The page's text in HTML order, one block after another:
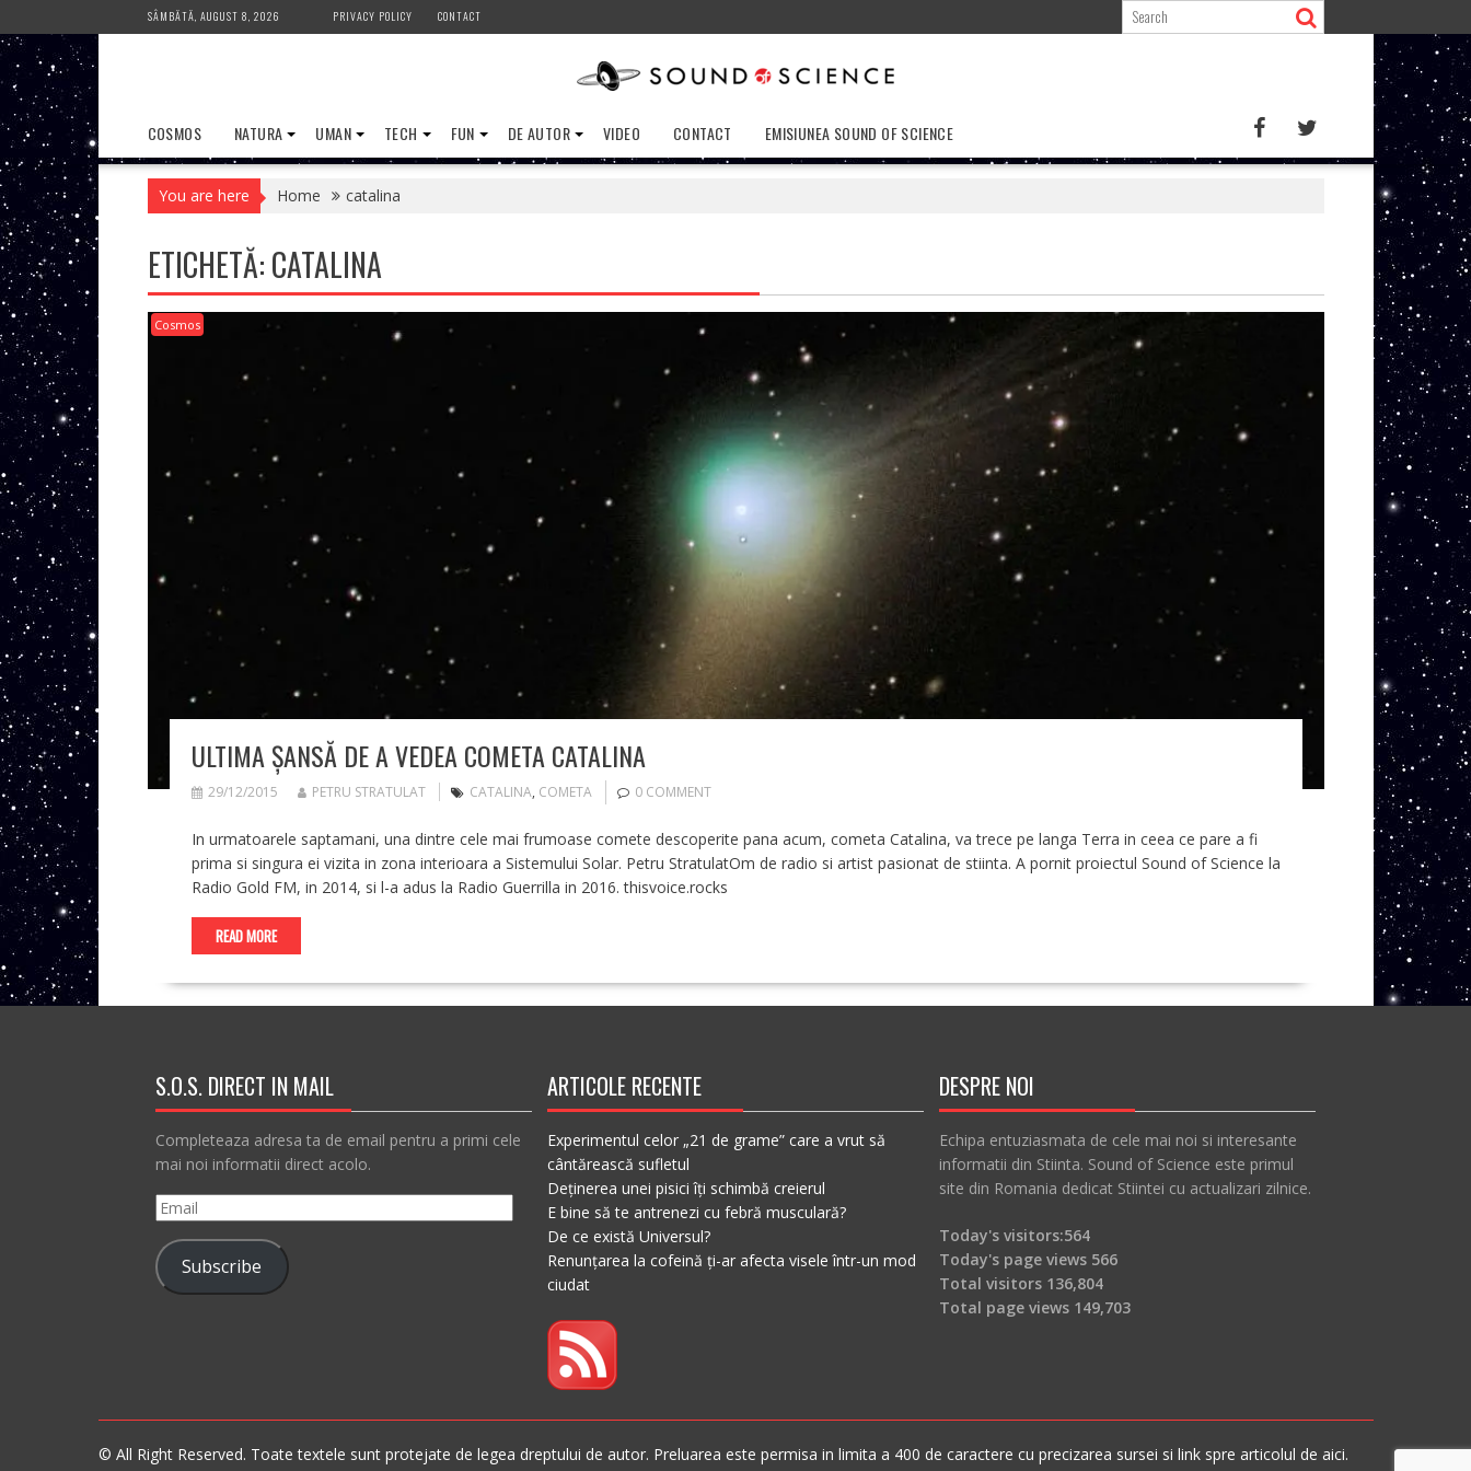
to
content
SÂMBĂTĂ, AUGUST 8, 2026 PRIVACY POLICY CONTACT
COSMOS NATURA UMAN TECH FUN DE AUTOR VIDEO CONTACT EMISIUNEA SOUND OF SCIENCE
You are here Home catalina
ETICHETĂ:CATALINA
Cosmos
ULTIMA ȘANSĂ DE A VEDEA COMETA CATALINA
29/12/2015 PETRU STRATULAT CATALINA, COMETA 0 COMMENT
In urmatoarele saptamani, una dintre cele mai frumoase comete descoperite pana acum, cometa Catalina, va trece pe langa Terra in ceea ce pare a fi
prima si singura ei vizita in zona interioara a Sistemului Solar. Petru StratulatOm de radio si artist pasionat de stiinta. A pornit proiectul Sound of Science la
Radio Gold FM, in 2014, si l-a adus la Radio Guerrilla in 2016. thisvoice.rocks
READ MORE
S.O.S. DIRECT IN MAIL
Completeaza adresa ta de email pentru a primi cele
mai noi informatii direct acolo.
Email
Subscribe
ARTICOLE RECENTE
Experimentul celor „21 de grame” care a vrut să
cântărească sufletul
Deținerea unei pisici îți schimbă creierul
E bine să te antrenezi cu febră musculară?
De ce există Universul?
Renunțarea la cofeină ți-ar afecta visele într-un mod
ciudat
DESPRE NOI
Echipa entuziasmata de cele mai noi si interesante
informatii din Stiinta. Sound of Science este primul
site din Romania dedicat Stiintei cu actualizari zilnice.
Today's visitors:564
Today's page views 566
Total visitors 136,804
Total page views 149,703
© All Right Reserved. Toate textele sunt protejate de legea dreptului de autor. Preluarea este permisa in limita a 400 de caractere cu precizarea sursei si link spre articolul de aici.